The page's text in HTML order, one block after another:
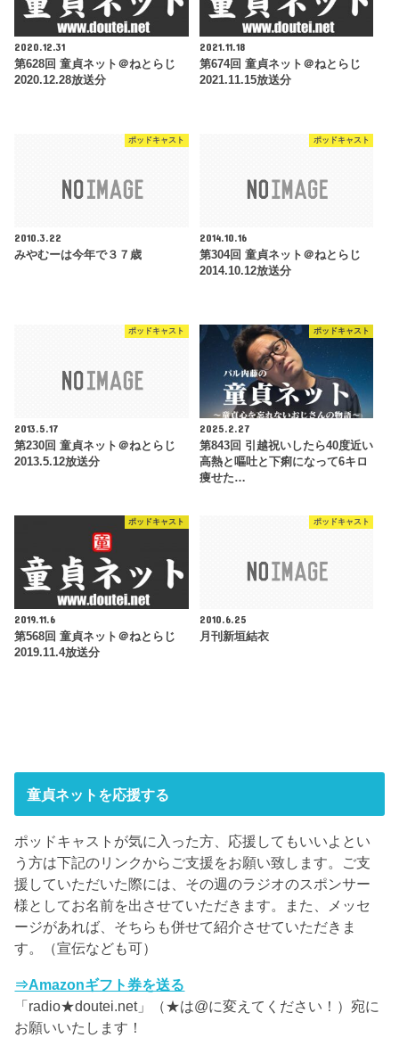
2020.12.31
第628回 童貞ネット＠ねとらじ
2020.12.28放送分
2021.11.18
第674回 童貞ネット＠ねとらじ
2021.11.15放送分
ポッドキャスト
2010.3.22
みやむーは今年で３７歳
ポッドキャスト
2014.10.16
第304回 童貞ネット＠ねとらじ
2014.10.12放送分
ポッドキャスト
2013.5.17
第230回 童貞ネット＠ねとらじ
2013.5.12放送分
ポッドキャスト
2025.2.27
第843回 引越祝いしたら40度近い
高熱と嘔吐と下痢になって6キロ
痩せた…
ポッドキャスト
2019.11.6
第568回 童貞ネット＠ねとらじ
2019.11.4放送分
ポッドキャスト
2010.6.25
月刊新垣結衣
童貞ネットを応援する
ポッドキャストが気に入った方、応援してもいいよとい
う方は下記のリンクからご支援をお願い致します。ご支
援していただいた際には、その週のラジオのスポンサー
様としてお名前を出させていただきます。また、メッセ
ージがあれば、そちらも併せて紹介させていただきま
す。（宣伝なども可）
⇒Amazonギフト券を送る
「radio★doutei.net」（★は@に変えてください！）宛に
お願いいたします！